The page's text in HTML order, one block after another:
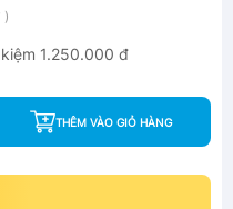
)
1.250.000 đ
THÊM VÀO GIỎ HÀNG